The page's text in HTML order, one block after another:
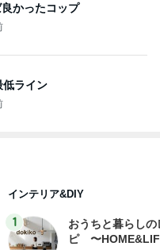
かったコップ
低ライン
インテリア&DIY
1
おうちと暮らしの
ピ 〜